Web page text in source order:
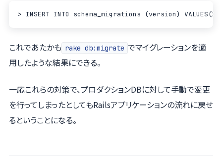
これであたかも rake db:migrate でマイグレーションを適
用したような結果にできる。
一応これらの対策で、プロダクションDBに対して手動で変更
を行ってしまったとしてもRailsアプリケーションの流れに戻せ
るということになる。